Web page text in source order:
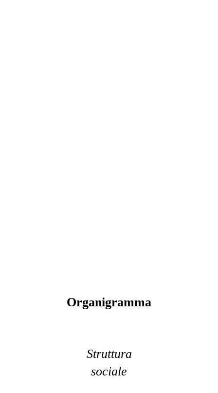
Organigramma
Struttura
sociale